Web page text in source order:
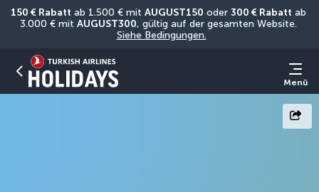
150 € Rabatt ab 1.500 € mit AUGUST150 oder 300 € Rabatt ab
3.000 € mit AUGUST300
Siehe Bedingungen.
Menü